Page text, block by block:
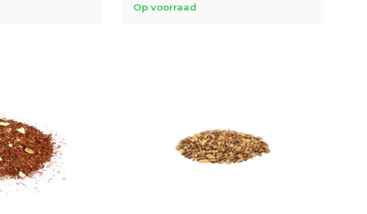
Op voorraad